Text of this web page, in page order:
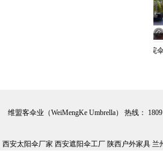
遮阳伞 庭院伞 休
维盟客伞业（WeiMengKe Umbrella） 热线：
西安太阳伞厂家 西安遮阳伞工厂 陕西户外家具